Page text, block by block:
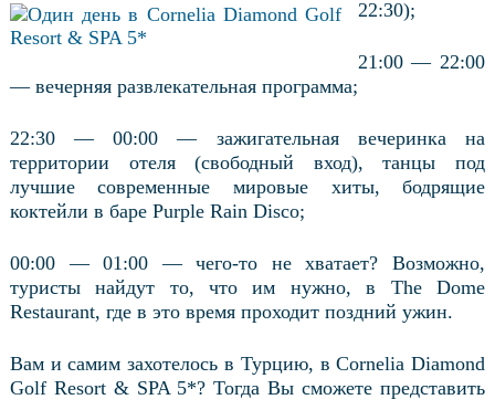
22:30);
21:00 — 22:00
— вечерняя развлекательная программа;
22:30 — 00:00 — зажигательная вечеринка на
территории отеля (свободный вход), танцы под
лучшие современные мировые хиты, бодрящие
коктейли в баре Purple Rain Disco;
00:00 — 01:00 — чего-то не хватает? Возможно,
туристы найдут то, что им нужно, в The Dome
Restaurant, где в это время проходит поздний ужин.
Вам и самим захотелось в Турцию, в Cornelia Diamond
Golf Resort & SPA 5*? Тогда Вы сможете представить